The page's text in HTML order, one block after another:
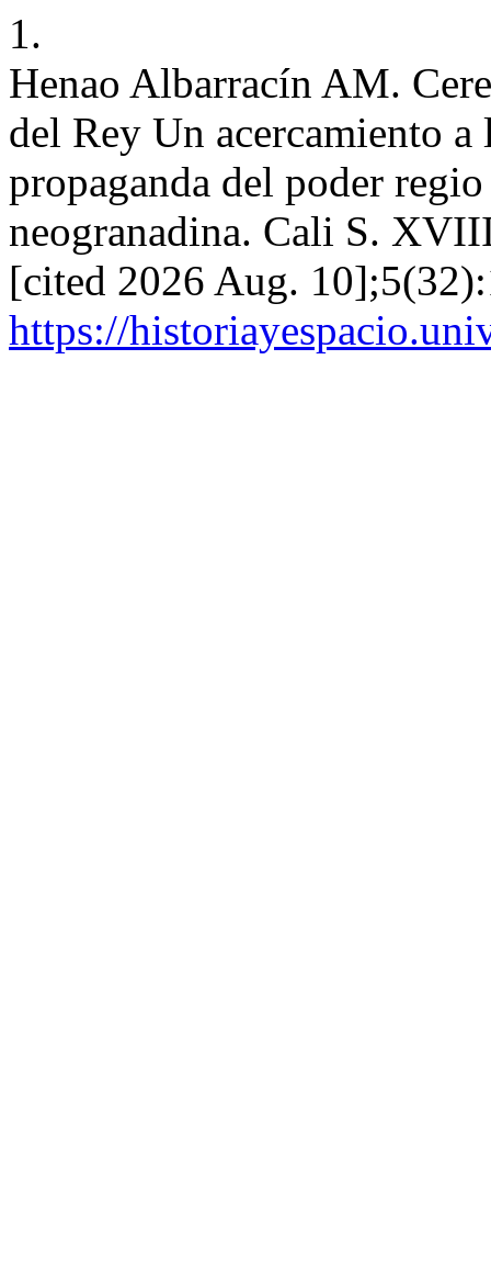
1.
Henao Albarracín AM.
del Rey Un acercamiento
propaganda del poder
neogranadina. Cali S.
[cited 2026 Aug.
https://